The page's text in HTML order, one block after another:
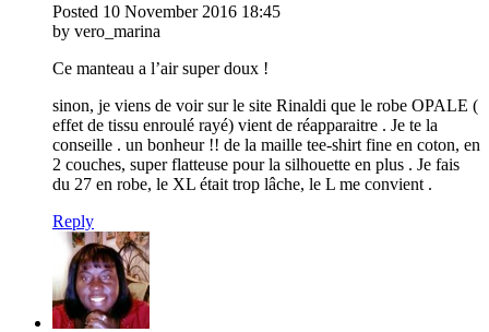
Posted 10 November 2016 18:45
by vero_marina
Ce manteau a l’air super doux !
sinon, je viens de voir sur le site Rinaldi que le robe OPALE (
effet de tissu enroulé rayé) vient de réapparaitre . Je te la
conseille . un bonheur !! de la maille tee-shirt fine en coton, en
2 couches, super flatteuse pour la silhouette en plus . Je fais
du 27 en robe, le XL était trop lâche, le L me convient .
Reply